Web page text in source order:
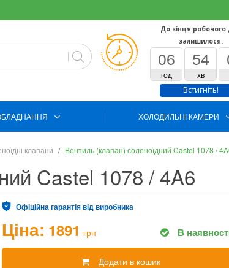
До кінця робочого
залишилося:
06
год
54
хв
Встигніть!
ХОЛОДИЛЬНІ КАМЕРИ
клапани Вентиль (клапан) соленоїдний Castel 1078 /
Castel 1078 / 4A6
Офіційна гарантія від виробника
Ціна: 1891 грн В
Додати в кошик